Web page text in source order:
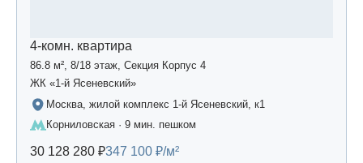
4-комн. квартира
86.8 м², 8/18 этаж, Секция Корпус 4
ЖК «1-й Ясеневский»
Москва, жилой комплекс 1-й Ясеневский, к1
Корниловская · 9 мин. пешком
30 128 280 ₽347 100 ₽/м²